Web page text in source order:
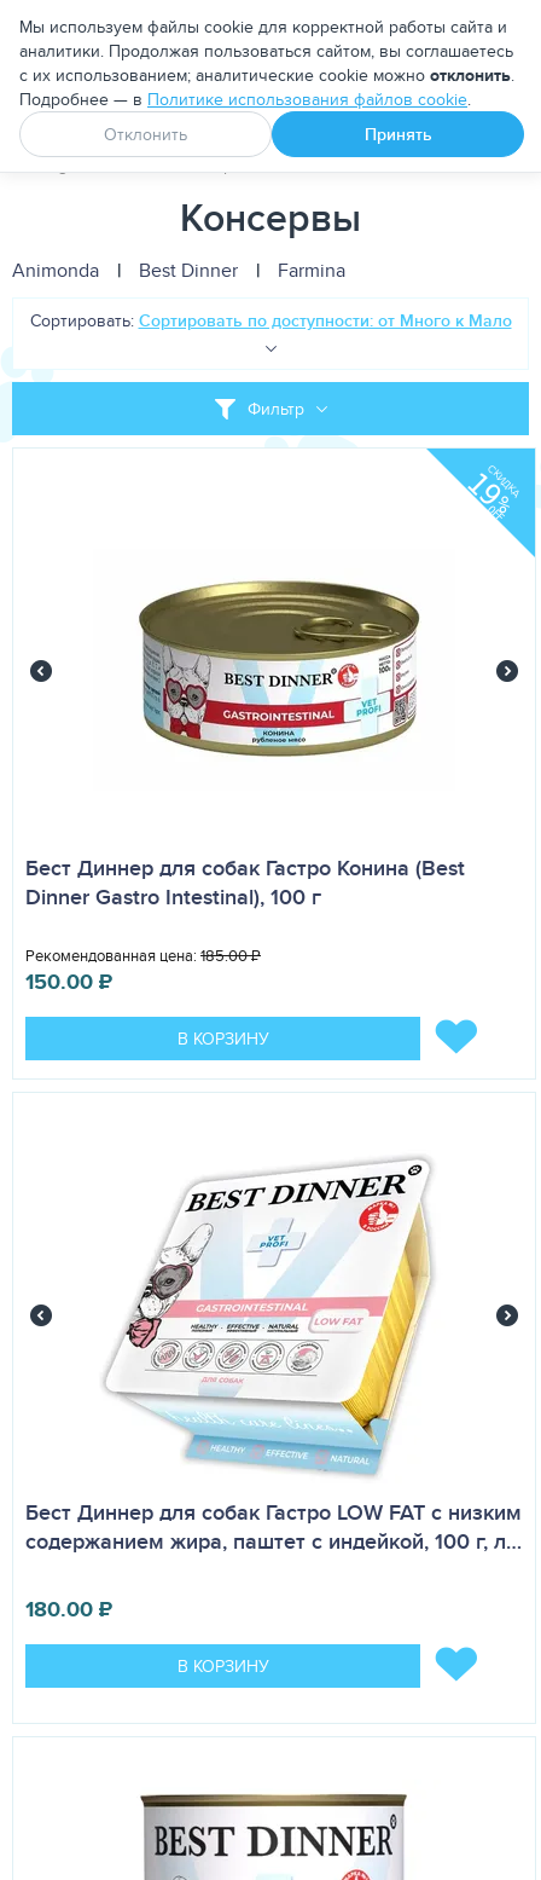
Москва
Апоквел Ветмедин От блох и клещей
PetDog Собакам Корма для собак Лечебно-
Консервы
Animonda | Best Dinner | Farmina
Фильтр
Сортировать: Сортировать по доступности: от Много к Мало
СКИДКА
19
%
OFF
Бест Диннер для собак Гастро Конина (Best
Dinner Gastro Intestinal), 100 г
Рекомендованная цена: 185.00₽
150.00₽
В КОРЗИНУ
Бест Диннер для собак Гастро LOW FAT с низким
содержанием жира, паштет с индейкой, 100 г, л…
180.00₽
В КОРЗИНУ
Мы используем файлы cookie для корректной работы сайта и
аналитики. Продолжая пользоваться сайтом, вы соглашаетесь
с их использованием; аналитические cookie можно отклонить.
Подробнее — в Политике использования файлов cookie.
Отклонить
Принять